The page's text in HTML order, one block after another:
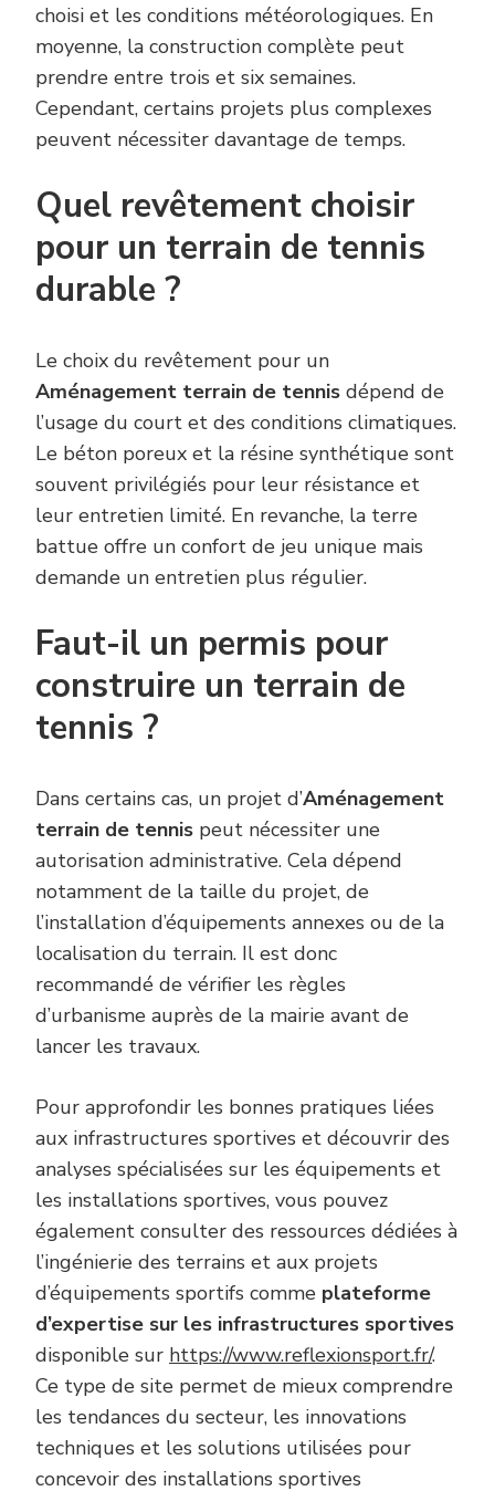
choisi et les conditions météorologiques. En
moyenne, la construction complète peut
prendre entre trois et six semaines.
Cependant, certains projets plus complexes
peuvent nécessiter davantage de temps.
Quel revêtement choisir
pour un terrain de tennis
durable ?
Le choix du revêtement pour un
Aménagement terrain de tennis dépend de
l’usage du court et des conditions climatiques.
Le béton poreux et la résine synthétique sont
souvent privilégiés pour leur résistance et
leur entretien limité. En revanche, la terre
battue offre un confort de jeu unique mais
demande un entretien plus régulier.
Faut-il un permis pour
construire un terrain de
tennis ?
Dans certains cas, un projet d’Aménagement
terrain de tennis peut nécessiter une
autorisation administrative. Cela dépend
notamment de la taille du projet, de
l’installation d’équipements annexes ou de la
localisation du terrain. Il est donc
recommandé de vérifier les règles
d’urbanisme auprès de la mairie avant de
lancer les travaux.
Pour approfondir les bonnes pratiques liées
aux infrastructures sportives et découvrir des
analyses spécialisées sur les équipements et
les installations sportives, vous pouvez
également consulter des ressources dédiées à
l’ingénierie des terrains et aux projets
d’équipements sportifs comme plateforme
d’expertise sur les infrastructures sportives
disponible sur https://www.reflexionsport.fr/.
Ce type de site permet de mieux comprendre
les tendances du secteur, les innovations
techniques et les solutions utilisées pour
concevoir des installations sportives